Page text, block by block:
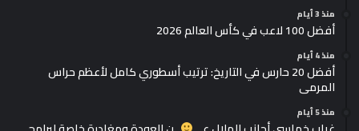
منذ 3 أيام
أفضل 100 لاعب في كأس العالم 2026
منذ 4 أيام
أفضل 20 حارس في التاريخ: ترتيب أسطوري كامل لأعظم حراس
المرمى
منذ 5 أيام